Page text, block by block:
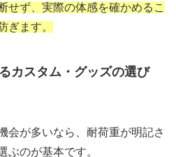
せず、実際の体感を確かめるこ
ぎます。
カスタム・グッズの選び
会が多いなら、耐荷重が明記さ
ぶのが基本です。